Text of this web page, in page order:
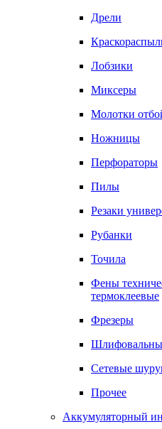
Дрели
Лобзики
Миксеры
Молотки
Ножницы
Перфораторы
Пилы
Резаки
Рубанки
Точила
Фены
термоклеевые
Фрезеры
Сетевые
Прочее
Аккумуляторный